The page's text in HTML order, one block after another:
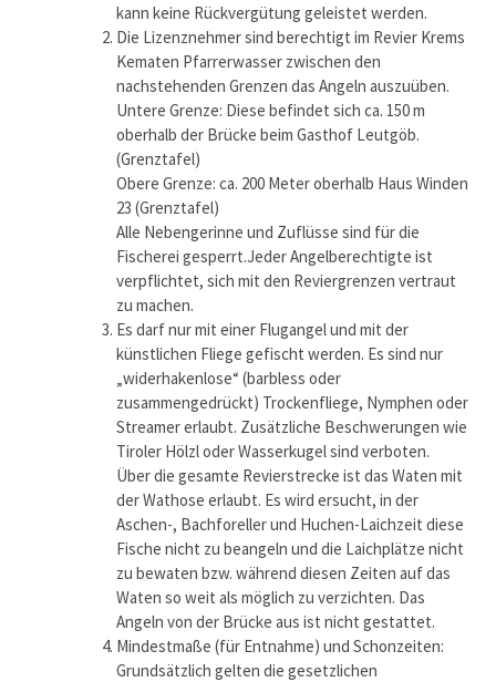
kann keine Rückvergütung geleistet werden.
Die Lizenznehmer sind berechtigt im Revier Krems
Kematen Pfarrerwasser zwischen den
nachstehenden Grenzen das Angeln auszuüben.
Untere Grenze: Diese befindet sich ca. 150 m
oberhalb der Brücke beim Gasthof Leutgöb.
(Grenztafel)
Obere Grenze: ca. 200 Meter oberhalb Haus Winden
23 (Grenztafel)
Alle Nebengerinne und Zuflüsse sind für die
Fischerei gesperrt.Jeder Angelberechtigte ist
verpflichtet, sich mit den Reviergrenzen vertraut
zu machen.
Es darf nur mit einer Flugangel und mit der
künstlichen Fliege gefischt werden. Es sind nur
„widerhakenlose“ (barbless oder
zusammengedrückt) Trockenfliege, Nymphen oder
Streamer erlaubt. Zusätzliche Beschwerungen wie
Tiroler Hölzl oder Wasserkugel sind verboten.
Über die gesamte Revierstrecke ist das Waten mit
der Wathose erlaubt. Es wird ersucht, in der
Aschen-, Bachforeller und Huchen-Laichzeit diese
Fische nicht zu beangeln und die Laichplätze nicht
zu bewaten bzw. während diesen Zeiten auf das
Waten so weit als möglich zu verzichten. Das
Angeln von der Brücke aus ist nicht gestattet.
Mindestmaße (für Entnahme) und Schonzeiten:
Grundsätzlich gelten die gesetzlichen